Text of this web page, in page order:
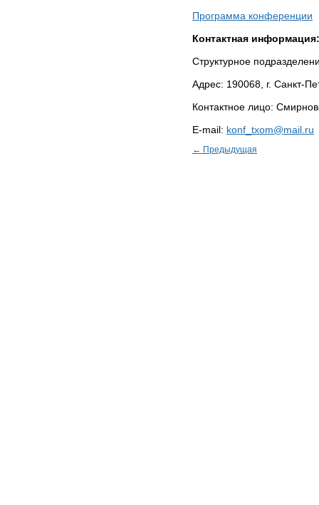
Программа конференции
Контактная информация:
Структурное
Адрес: 190068, г. Санкт-
Контактное лицо:
E-mail: konf_txom@mail.ru
← Предыдущая